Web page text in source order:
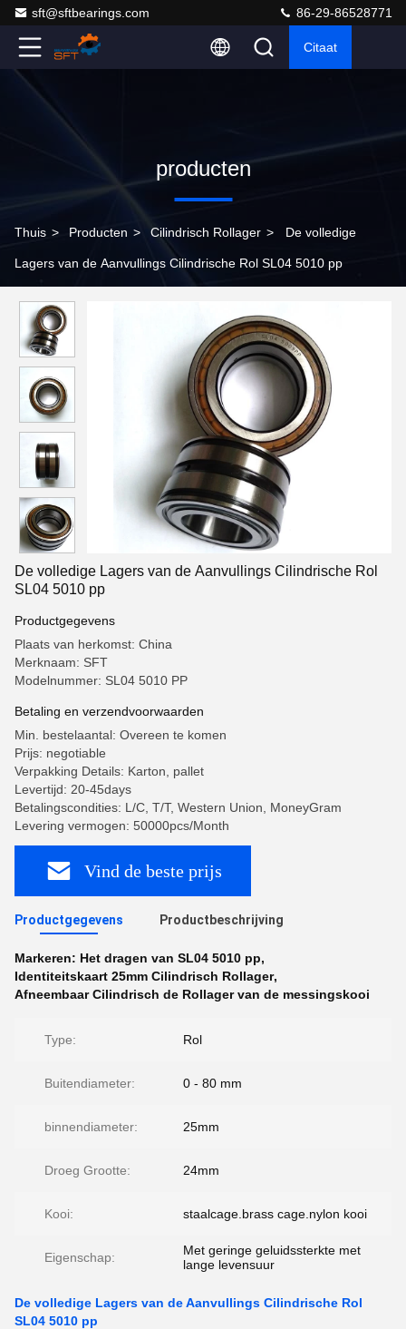
sft@sftbearings.com 86-29-86528771
Citaat
producten
Thuis > Producten > Cilindrisch Rollager > De volledige
Lagers van de Aanvullings Cilindrische Rol SL04 5010 pp
De volledige Lagers van de Aanvullings Cilindrische Rol
SL04 5010 pp
Productgegevens
Plaats van herkomst: China
Merknaam: SFT
Modelnummer: SL04 5010 PP
Betaling en verzendvoorwaarden
Min. bestelaantal: Overeen te komen
Prijs: negotiable
Verpakking Details: Karton, pallet
Levertijd: 20-45days
Betalingscondities: L/C, T/T, Western Union, MoneyGram
Levering vermogen: 50000pcs/Month
Vind de beste prijs
Productgegevens Productbeschrijving
Markeren: Het dragen van SL04 5010 pp,
Identiteitskaart 25mm Cilindrisch Rollager,
Afneembaar Cilindrisch de Rollager van de messingskooi
Type: Rol
Buitendiameter: 0 - 80 mm
binnendiameter: 25mm
Droeg Grootte: 24mm
Kooi: staalcage.brass cage.nylon kooi
Eigenschap:
Met geringe geluidssterkte met
lange levensuur
De volledige Lagers van de Aanvullings Cilindrische Rol
SL04 5010 pp